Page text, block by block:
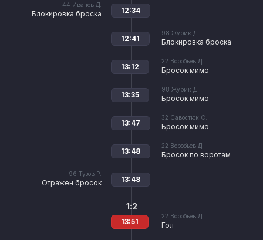
44 Иванов Д.
Блокировка броска 12:34
98 Журик Д.
Блокировка броска
12:41
22 Воробьев Д.
Бросок мимо
13:12
98 Журик Д.
Бросок мимо
13:35
32 Савостюк С.
Бросок мимо
13:47
22 Воробьев Д.
Бросок по воротам
13:48
96 Тузов Р.
Отражен бросок 13:48
22 Воробьев Д.
Гол
1:2
13:51